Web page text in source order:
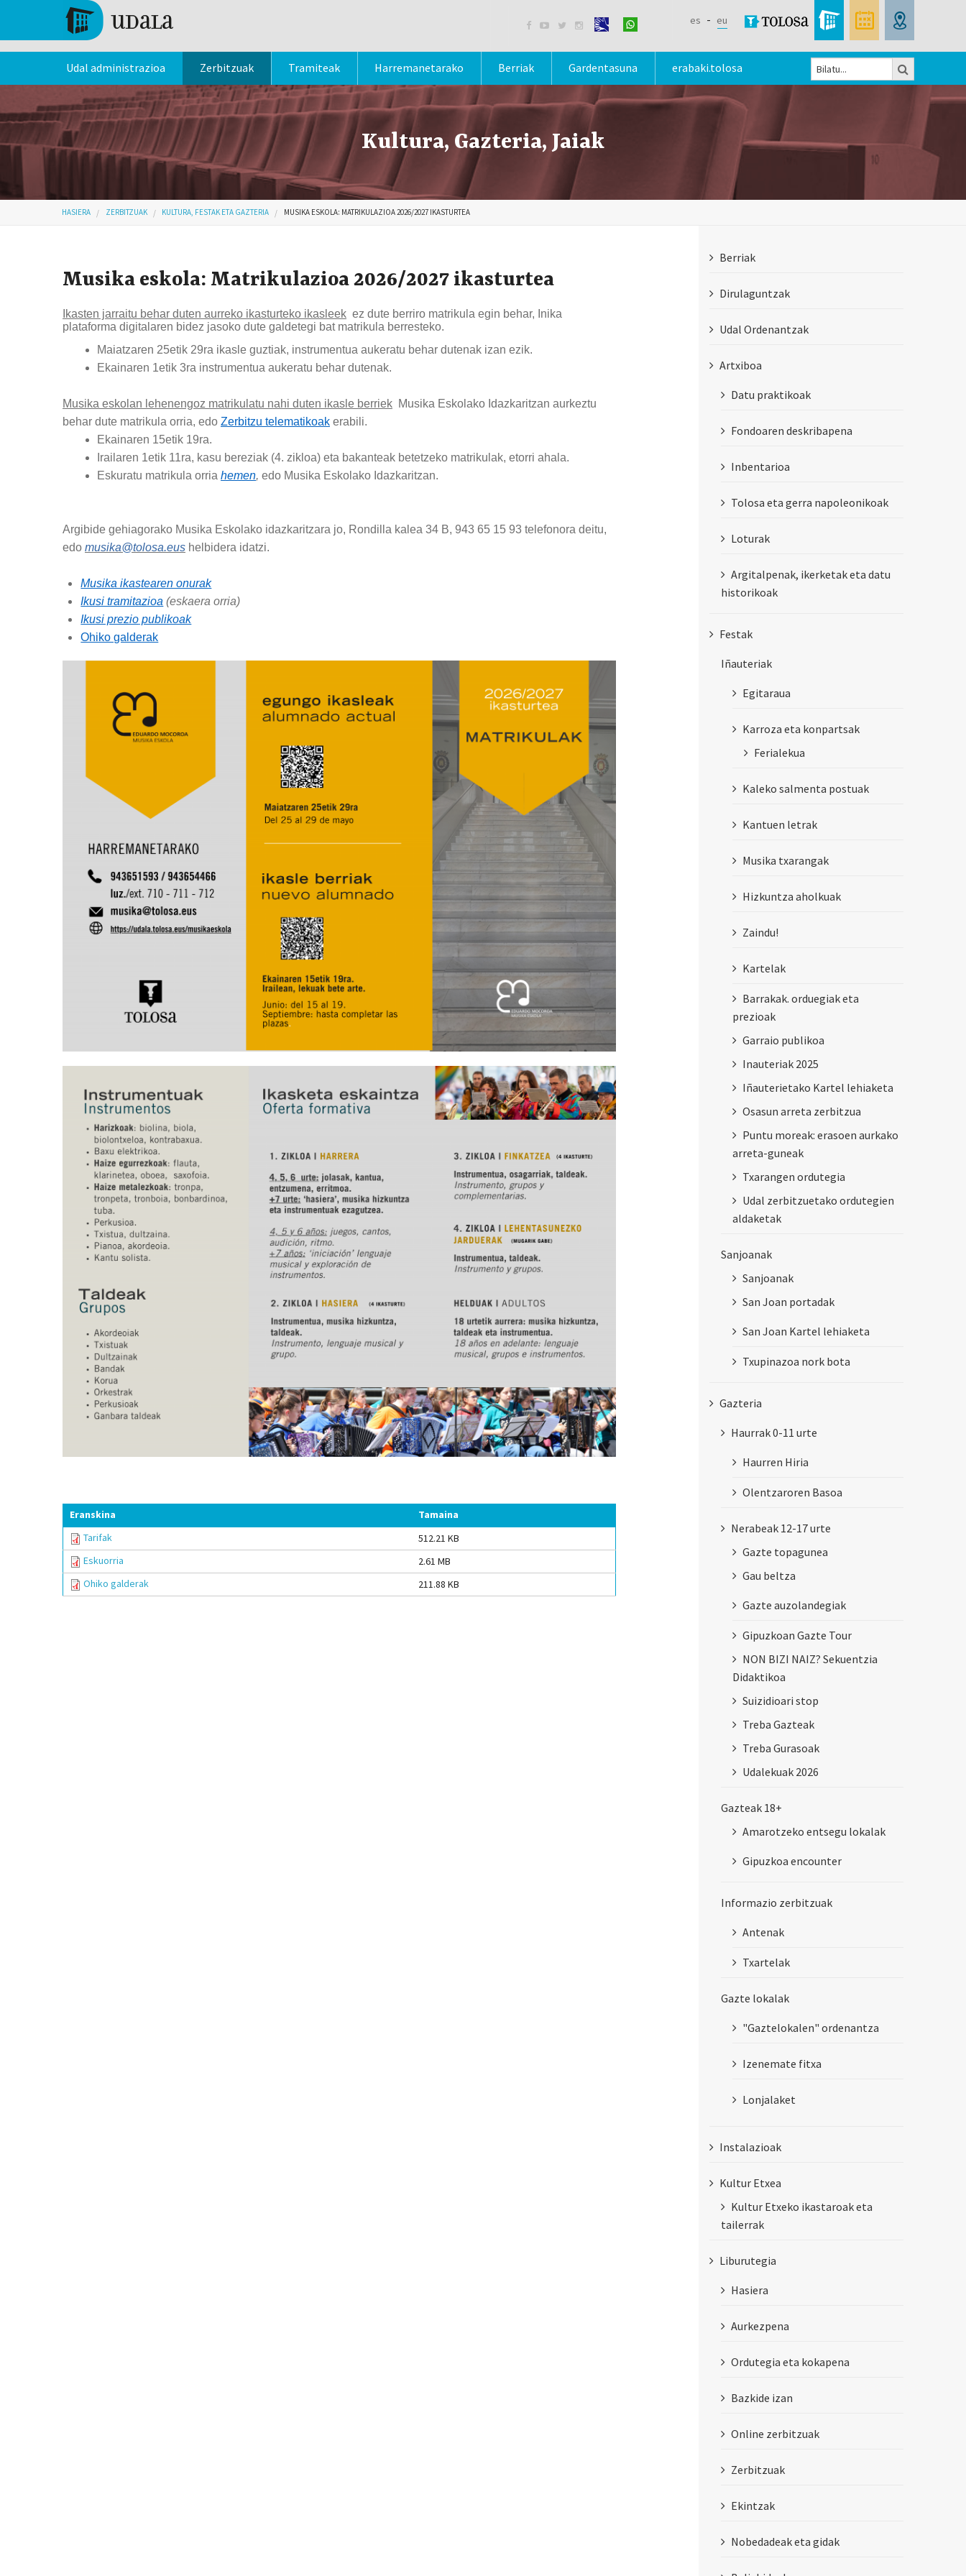
Skip to main content
    es eu
Udal administrazioa Zerbitzuak Tramiteak Harremanetarako Berriak Gardentasuna erabaki.tolosa
Bilaketa
formularioa
Kultura, Gazteria, Jaiak
Hemen zaude
HASIERA ZERBITZUAK KULTURA, FESTAK ETA GAZTERIA MUSIKA ESKOLA: MATRIKULAZIOA 2026/2027 IKASTURTEA
Musika eskola: Matrikulazioa 2026/2027 ikasturtea
Ikasten jarraitu behar duten aurreko ikasturteko ikasleek ez dute berriro matrikula egin behar, Inika
plataforma digitalaren bidez jasoko dute galdetegi bat matrikula berresteko.
Maiatzaren 25etik 29ra ikasle guztiak, instrumentua aukeratu behar dutenak izan ezik.
Ekainaren 1etik 3ra instrumentua aukeratu behar dutenak.
Musika eskolan lehenengoz matrikulatu nahi duten ikasle berriek Musika Eskolako Idazkaritzan aurkeztu
behar dute matrikula orria, edo Zerbitzu telematikoak erabili.
Ekainaren 15etik 19ra.
Irailaren 1etik 11ra, kasu bereziak (4. zikloa) eta bakanteak betetzeko matrikulak, etorri ahala.
Eskuratu matrikula orria hemen, edo Musika Eskolako Idazkaritzan.
Argibide gehiagorako Musika Eskolako idazkaritzara jo, Rondilla kalea 34 B, 943 65 15 93 telefonora deitu,
edo musika@tolosa.eus helbidera idatzi.
Musika ikastearen onurak
Ikusi tramitazioa (eskaera orria)
Ikusi prezio publikoak
Ohiko galderak
Eranskina
Tamaina
Tarifak
512.21 KB
Eskuorria
2.61 MB
Ohiko galderak
211.88 KB
Berriak
Dirulaguntzak
Udal Ordenantzak
Artxiboa
Datu praktikoak
Fondoaren deskribapena
Inbentarioa
Tolosa eta gerra napoleonikoak
Loturak
Argitalpenak, ikerketak eta datu
historikoak
Festak
Iñauteriak
Egitaraua
Karroza eta konpartsak
Ferialekua
Kaleko salmenta postuak
Kantuen letrak
Musika txarangak
Hizkuntza aholkuak
Zaindu!
Kartelak
Barrakak. orduegiak eta
prezioak
Garraio publikoa
Inauteriak 2025
Iñauterietako Kartel lehiaketa
Osasun arreta zerbitzua
Puntu moreak: erasoen aurkako
arreta-guneak
Txarangen ordutegia
Udal zerbitzuetako ordutegien
aldaketak
Sanjoanak
Sanjoanak
San Joan portadak
San Joan Kartel lehiaketa
Txupinazoa nork bota
Gazteria
Haurrak 0-11 urte
Haurren Hiria
Olentzaroren Basoa
Nerabeak 12-17 urte
Gazte topagunea
Gau beltza
Gazte auzolandegiak
Gipuzkoan Gazte Tour
NON BIZI NAIZ? Sekuentzia
Didaktikoa
Suizidioari stop
Treba Gazteak
Treba Gurasoak
Udalekuak 2026
Gazteak 18+
Amarotzeko entsegu lokalak
Gipuzkoa encounter
Informazio zerbitzuak
Antenak
Txartelak
Gazte lokalak
"Gaztelokalen" ordenantza
Izenemate fitxa
Lonjalaket
Instalazioak
Kultur Etxea
Kultur Etxeko ikastaroak eta
tailerrak
Liburutegia
Hasiera
Aurkezpena
Ordutegia eta kokapena
Bazkide izan
Online zerbitzuak
Zerbitzuak
Ekintzak
Nobedadeak eta gidak